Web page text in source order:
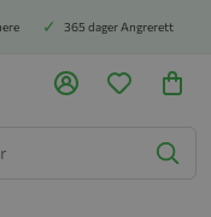
365 dager Angrerett